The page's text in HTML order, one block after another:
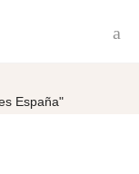
España"